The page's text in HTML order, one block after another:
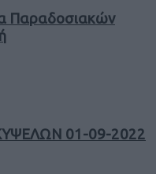
Παραδοσιακών
01-09-2022